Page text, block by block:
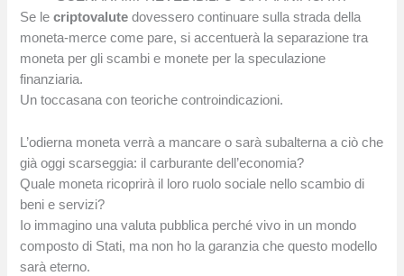
Se lecriptovalute dovessero continuare sulla strada della
moneta-merce come pare, si accentuerà la separazione tra
moneta per gli scambi e monete per la speculazione
finanziaria.
Un toccasana con teoriche controindicazioni.
L’odierna moneta verrà a mancare o sarà subalterna a ciò che
già oggi scarseggia: il carburante dell’economia?
Quale moneta ricoprirà il loro ruolo sociale nello scambio di
beni e servizi?
Io immagino una valuta pubblica perché vivo in un mondo
composto di Stati, ma non ho la garanzia che questo modello
sarà eterno.